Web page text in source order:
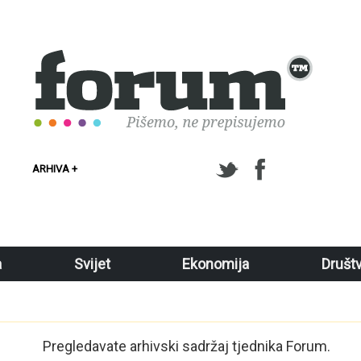
ARHIVA +
Svijet Ekonomija
Pregledavate arhivski sadržaj tjednika Forum.